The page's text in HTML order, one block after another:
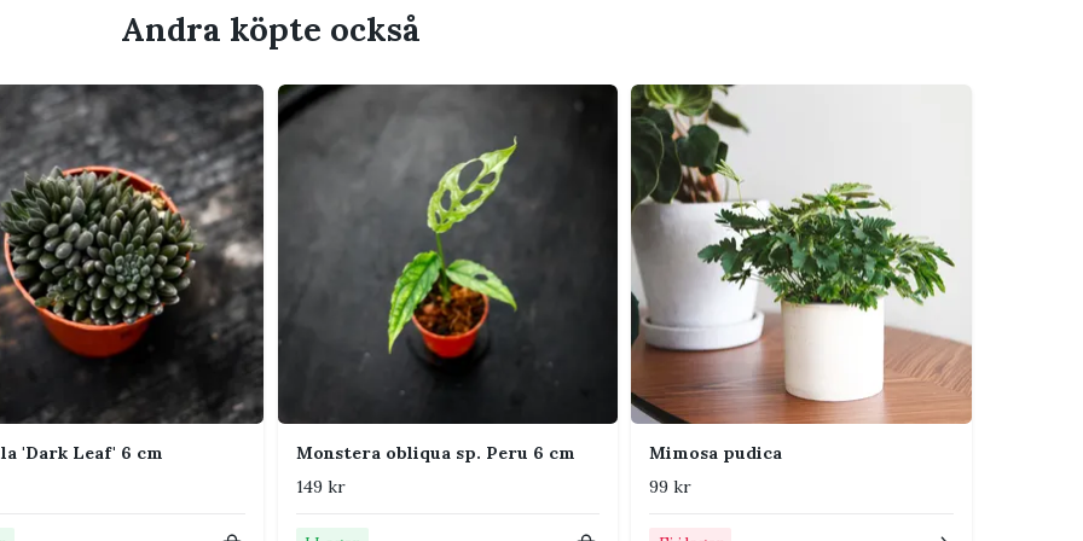
med god dränering.
för de flesta, men skydda från
till var fjärde vecka under vår och
passar. Skydda från frost, kalla
blöt jord.
efter bladens känslighet.
Andra köpte också
'Dark Leaf' 6 cm
Monstera obliqua sp. Peru 6 cm
149 kr
Mimosa pudica
99 kr